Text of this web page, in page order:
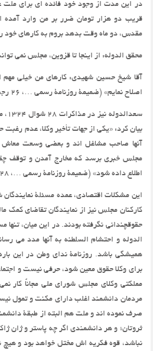
قریب دو هزار تومان ضرر بر من وارد
مقدس، دو ماه وقت بدهد بروم به کارهای خود
محقق الدوله: از اینجا تا قزوین، مجلس نمی
آقا شیخ حسین شهیدی: کارهای من خیلی مهم
اصلاح نمایم» (ضمیمۀ روزنامۀ رسمی …، 26 رجب 1325، ص 274).
بیان کرد: «یکی از جهات تأخیر وکلا، عدم رغبت
آنها صاحب مشاغل اند و بعضی وسعت معاش
مجلس خبری برسد که مخارج آمدن و توقف
اطلاع داده شود» (ضمیمۀ روزنامۀ رسمی …، 28 شوال 1324، ص 24).
این مشکلات اقتصادی، عمده مسئلۀ
کارکنان مجلس نیز از نمایندگان تقاضای کمک
حقوقچندانی نگرفته بودند. در این میان،
الدوله و احتشام السلطنه به آنها مدد می
همیشگی باشد. روزنامۀ ندای وطن در این
برای وکلا حقوق معین شود، حرفی نیست و
مملکتی وکلای مجلس شورای ملی مجاناً کار
مردمان دانشمند اغلب دارای مکنت و تمول
صرف نموده اند و ملت هم البته از طبقۀ
ثروتان؛ و هر دانشمندی اگر چه پاستر و ژان
نباشد، قوه فکریه اش مختل خواهد بود و هیچ